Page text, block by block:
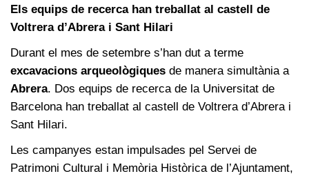
Els equips de recerca han treballat al castell de
Voltrera d’Abrera i Sant Hilari
Durant el mes de setembre s’han dut a terme
excavacions arqueològiques de manera simultània a
Abrera. Dos equips de recerca de la Universitat de
Barcelona han treballat al castell de Voltrera d’Abrera i
Sant Hilari.
Les campanyes estan impulsades pel Servei de
Patrimoni Cultural i Memòria Històrica de l’Ajuntament,